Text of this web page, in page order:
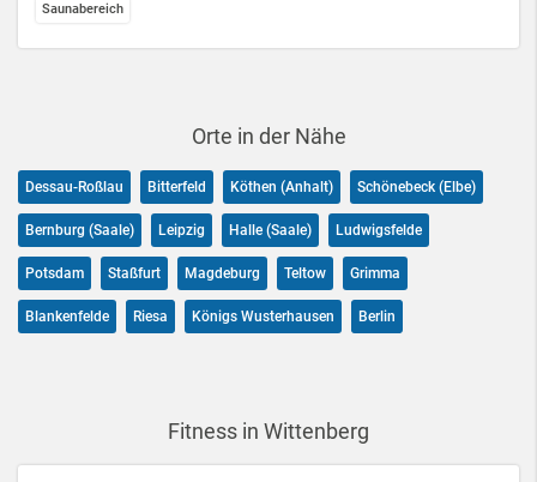
Saunabereich
Orte in der Nähe
Dessau-Roßlau Bitterfeld Köthen (Anhalt) Schönebeck (Elbe)
Bernburg (Saale) Leipzig Halle (Saale) Ludwigsfelde
Potsdam Staßfurt Magdeburg Teltow Grimma
Blankenfelde Riesa Königs Wusterhausen Berlin
Fitness in Wittenberg